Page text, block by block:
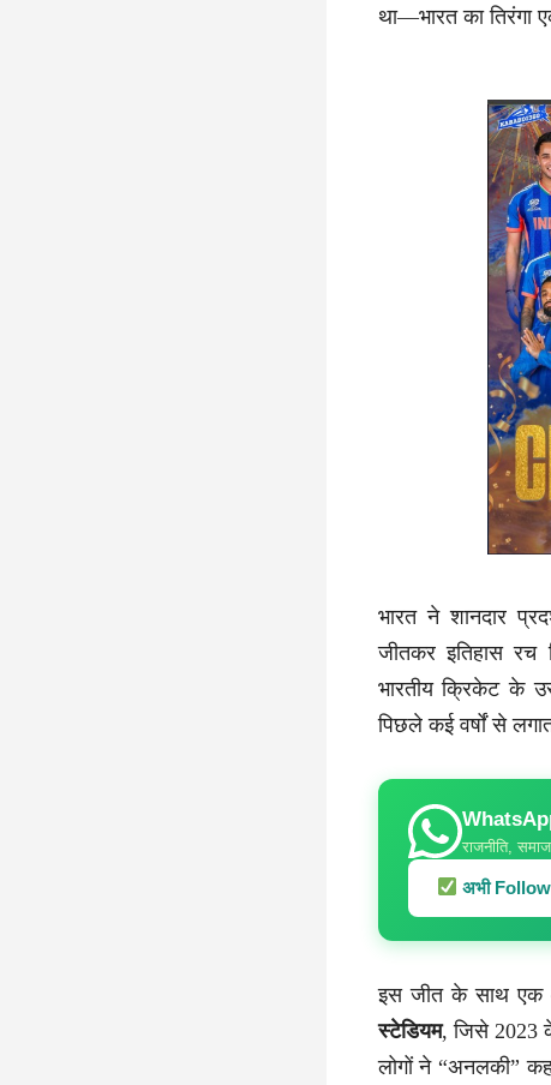
था—भारत का तिरंगा
भारत ने शानदार
जीतकर इतिहास
भारतीय क्रिकेट के
पिछले कई वर्षों से
राजनीति,
अभी
इस जीत के साथ एक
स्टेडियम, जिसे 2023
लोगों ने “अनलकी”